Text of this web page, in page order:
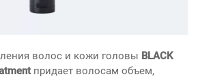
волос и кожи головы BLACK
придает волосам объем,